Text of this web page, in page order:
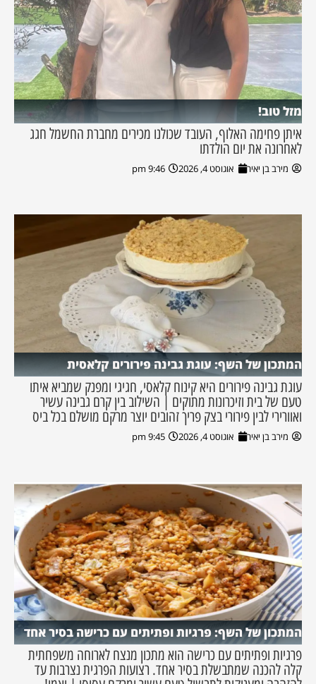
מזל טוב!
איתן פחימה האלוף, העובד שכולנו מכירים מחברת החשמל חגג
לאחרונה את יום הולדתו
מירב בן יאיר אוגוסט 4, 2026 9:46 pm
המתכון של השף: עוגת גבינה פירורים קלאסית
עוגת גבינה פירורים היא קינוח קלאסי, חגיגי ומפנק שמביא איתו
טעם של בית וזיכרונות מתוקים | השילוב בין קרם גבינה עשיר
ואוורירי לבין פירורי בצק פריך זהובים יוצר מרקם מושלם בכל ביס
מירב בן יאיר אוגוסט 4, 2026 9:45 pm
המתכון של השף: פרגיות ופתיתים עם כרישה בסיר אחד
פרגיות ופתיתים עם כרישה הוא מתכון מנצח לארוחה משפחתית
קלה להכנה שמתבשלת בסיר אחד. רצועות הפרגית נצרבות עד